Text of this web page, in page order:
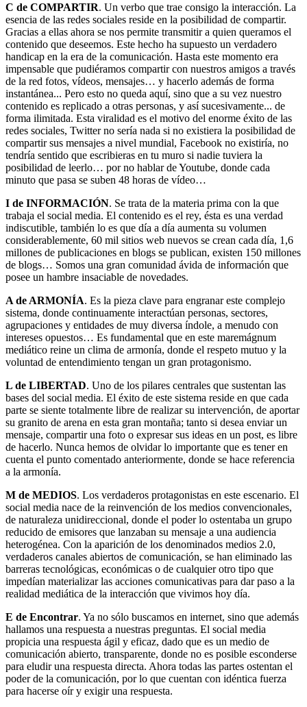
C de COMPARTIR. Un verbo que trae consigo la interacción. La
esencia de las redes sociales reside en la posibilidad de compartir.
Gracias a ellas ahora se nos permite transmitir a quien queramos el
contenido que deseemos. Este hecho ha supuesto un verdadero
handicap en la era de la comunicación. Hasta este momento era
impensable que pudiéramos compartir con nuestros amigos a través
de la red fotos, vídeos, mensajes… y hacerlo además de forma
instantánea... Pero esto no queda aquí, sino que a su vez nuestro
contenido es replicado a otras personas, y así sucesivamente... de
forma ilimitada. Esta viralidad es el motivo del enorme éxito de las
redes sociales, Twitter no sería nada si no existiera la posibilidad de
compartir sus mensajes a nivel mundial, Facebook no existiría, no
tendría sentido que escribieras en tu muro si nadie tuviera la
posibilidad de leerlo… por no hablar de Youtube, donde cada
minuto que pasa se suben 48 horas de vídeo…
I de INFORMACIÓN. Se trata de la materia prima con la que
trabaja el social media. El contenido es el rey, ésta es una verdad
indiscutible, también lo es que día a día aumenta su volumen
considerablemente, 60 mil sitios web nuevos se crean cada día, 1,6
millones de publicaciones en blogs se publican, existen 150 millones
de blogs… Somos una gran comunidad ávida de información que
posee un hambre insaciable de novedades.
A de ARMONÍA. Es la pieza clave para engranar este complejo
sistema, donde continuamente interactúan personas, sectores,
agrupaciones y entidades de muy diversa índole, a menudo con
intereses opuestos… Es fundamental que en este maremágnum
mediático reine un clima de armonía, donde el respeto mutuo y la
voluntad de entendimiento tengan un gran protagonismo.
L de LIBERTAD. Uno de los pilares centrales que sustentan las
bases del social media. El éxito de este sistema reside en que cada
parte se siente totalmente libre de realizar su intervención, de aportar
su granito de arena en esta gran montaña; tanto si desea enviar un
mensaje, compartir una foto o expresar sus ideas en un post, es libre
de hacerlo. Nunca hemos de olvidar lo importante que es tener en
cuenta el punto comentado anteriormente, donde se hace referencia
a la armonía.
M de MEDIOS. Los verdaderos protagonistas en este escenario. El
social media nace de la reinvención de los medios convencionales,
de naturaleza unidireccional, donde el poder lo ostentaba un grupo
reducido de emisores que lanzaban su mensaje a una audiencia
heterogénea. Con la aparición de los denominados medios 2.0,
verdaderos canales abiertos de comunicación, se han eliminado las
barreras tecnológicas, económicas o de cualquier otro tipo que
impedían materializar las acciones comunicativas para dar paso a la
realidad mediática de la interacción que vivimos hoy día.
E de Encontrar. Ya no sólo buscamos en internet, sino que además
hallamos una respuesta a nuestras preguntas. El social media
propicia una respuesta ágil y eficaz, dado que es un medio de
comunicación abierto, transparente, donde no es posible esconderse
para eludir una respuesta directa. Ahora todas las partes ostentan el
poder de la comunicación, por lo que cuentan con idéntica fuerza
para hacerse oír y exigir una respuesta.